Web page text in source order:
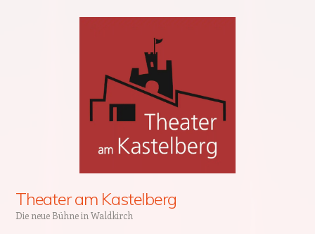
Theater am Kastelberg
Die neue Bühne in Waldkirch